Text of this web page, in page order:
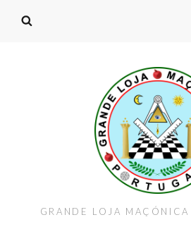
GRANDE LOJA MAÇÓNICA